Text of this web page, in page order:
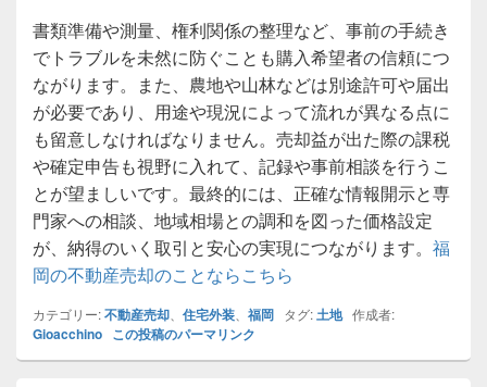
書類準備や測量、権利関係の整理など、事前の手続き
でトラブルを未然に防ぐことも購入希望者の信頼につ
ながります。また、農地や山林などは別途許可や届出
が必要であり、用途や現況によって流れが異なる点に
も留意しなければなりません。売却益が出た際の課税
や確定申告も視野に入れて、記録や事前相談を行うこ
とが望ましいです。最終的には、正確な情報開示と専
門家への相談、地域相場との調和を図った価格設定
が、納得のいく取引と安心の実現につながります。 福
岡の不動産売却のことならこちら
カテゴリー:不動産売却 住宅外装 福岡 タグ:土地作成者:
Gioacchino この投稿のパーマリンク